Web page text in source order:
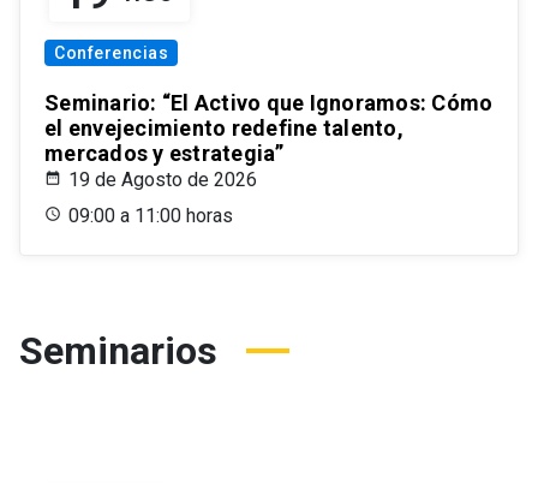
Conferencias
Seminario: “El Activo que Ignoramos: Cómo
el envejecimiento redefine talento,
mercados y estrategia”
19 de Agosto de 2026
09:00 a 11:00 horas
Seminarios